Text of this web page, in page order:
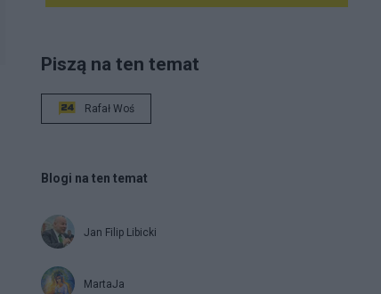
Piszą na ten temat
Rafał Woś
Blogi na ten temat
Jan Filip Libicki
MartaJa